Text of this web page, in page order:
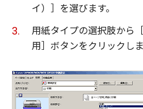
イ）］を選びます。
用紙タイプの選択肢から
用］ボタンをクリックしま